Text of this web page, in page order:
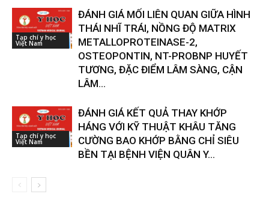
Tạp chí y học
Việt Nam
ĐÁNH GIÁ MỐI LIÊN QUAN GIỮA HÌNH
THÁI NHĨ TRÁI, NỒNG ĐỘ MATRIX
METALLOPROTEINASE-2,
OSTEOPONTIN, NT-PROBNP HUYẾT
TƯƠNG, ĐẶC ĐIỂM LÂM SÀNG, CẬN
LÂM...
Tạp chí y học
Việt Nam
ĐÁNH GIÁ KẾT QUẢ THAY KHỚP
HÁNG VỚI KỸ THUẬT KHÂU TĂNG
CƯỜNG BAO KHỚP BẰNG CHỈ SIÊU
BỀN TẠI BỆNH VIỆN QUÂN Y...